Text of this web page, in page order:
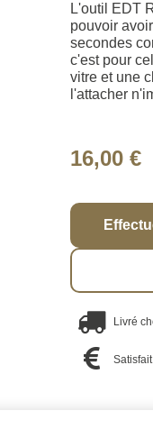
L'outil EDT
pouvoir
secondes
c'est pour
vitre et une
l'attacher
16,00 €
Livré